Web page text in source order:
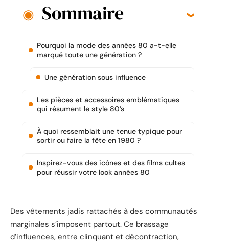
Sommaire
Pourquoi la mode des années 80 a-t-elle
marqué toute une génération ?
Une génération sous influence
Les pièces et accessoires emblématiques
qui résument le style 80’s
À quoi ressemblait une tenue typique pour
sortir ou faire la fête en 1980 ?
Inspirez-vous des icônes et des films cultes
pour réussir votre look années 80
Des vêtements jadis rattachés à des communautés
marginales s’imposent partout. Ce brassage
d’influences, entre clinquant et décontraction,